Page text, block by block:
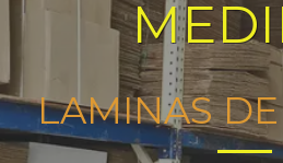
LAMINAS